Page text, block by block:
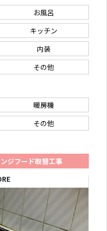
お風呂
キッチン
内装
その他
暖房機
その他
ジフード取替工事